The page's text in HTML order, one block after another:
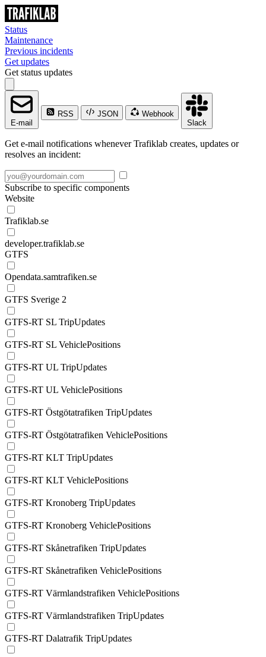
Status
Maintenance
Previous incidents
Get updates
Get status updates
E-mail
RSS JSON
Webhook
Slack
Get e-mail notifications whenever Trafiklab creates, updates or
resolves an incident:
Subscribe to specific components
Website
Trafiklab.se
developer.trafiklab.se
GTFS
Opendata.samtrafiken.se
GTFS Sverige 2
GTFS-RT SL TripUpdates
GTFS-RT SL VehiclePositions
GTFS-RT UL TripUpdates
GTFS-RT UL VehiclePositions
GTFS-RT Östgötatrafiken TripUpdates
GTFS-RT Östgötatrafiken VehiclePositions
GTFS-RT KLT TripUpdates
GTFS-RT KLT VehiclePositions
GTFS-RT Kronoberg TripUpdates
GTFS-RT Kronoberg VehiclePositions
GTFS-RT Skånetrafiken TripUpdates
GTFS-RT Skånetrafiken VehiclePositions
GTFS-RT Värmlandstrafiken VehiclePositions
GTFS-RT Värmlandstrafiken TripUpdates
GTFS-RT Dalatrafik TripUpdates